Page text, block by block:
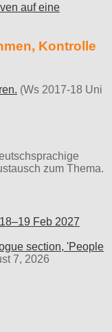
auf eine
Kontrolle
(Ws 2017-18 Uni
zum Thema.
Feb 2027
section, 'People
7, 2026